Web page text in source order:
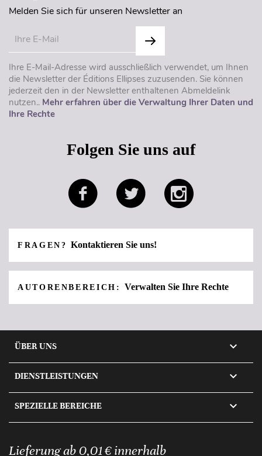
Melden Sie sich für unseren Newsletter an
Ihre E-Mail-Adresse wird ausschließlich verwendet, um Ihnen
die Newsletter der Éditions Ellipses zuzusenden. Sie können
jederzeit den in der Newsletter enthaltenen Abmeldelink
nutzen.. Mehr erfahren über die Verwaltung Ihrer Daten und
Ihre Rechte
Folgen Sie uns auf
FRAGEN?Kontaktieren Sie uns!
AUTORENBEREICH:Verwalten Sie Ihre Rechte
ÜBER UNS 
DIENSTLEISTUNGEN 
SPEZIELLE BEREICHE 
Lieferung ab 0,01 € innerhalb